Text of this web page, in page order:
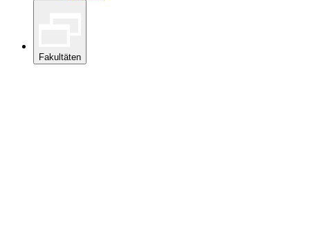
Fakultäten